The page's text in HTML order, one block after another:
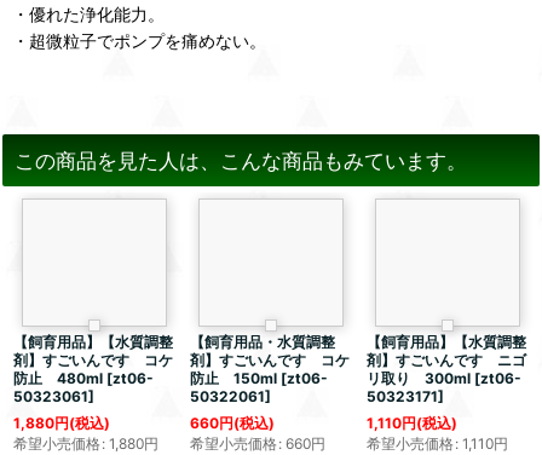
・優れた浄化能力。
・超微粒子でポンプを痛めない。
この商品を見た人は、こんな商品もみています。
【飼育用品】【水質調整
剤】すごいんです コケ
防止 480ml [zt06-
50323061]
1,880円(税込)
希望小売価格: 1,880円
【飼育用品・水質調整
剤】すごいんです コケ
防止 150ml [zt06-
50322061]
660円(税込)
希望小売価格: 660円
【飼育用品】【水質調整
剤】すごいんです ニゴ
リ取り 300ml [zt06-
50323171]
1,110円(税込)
希望小売価格: 1,110円